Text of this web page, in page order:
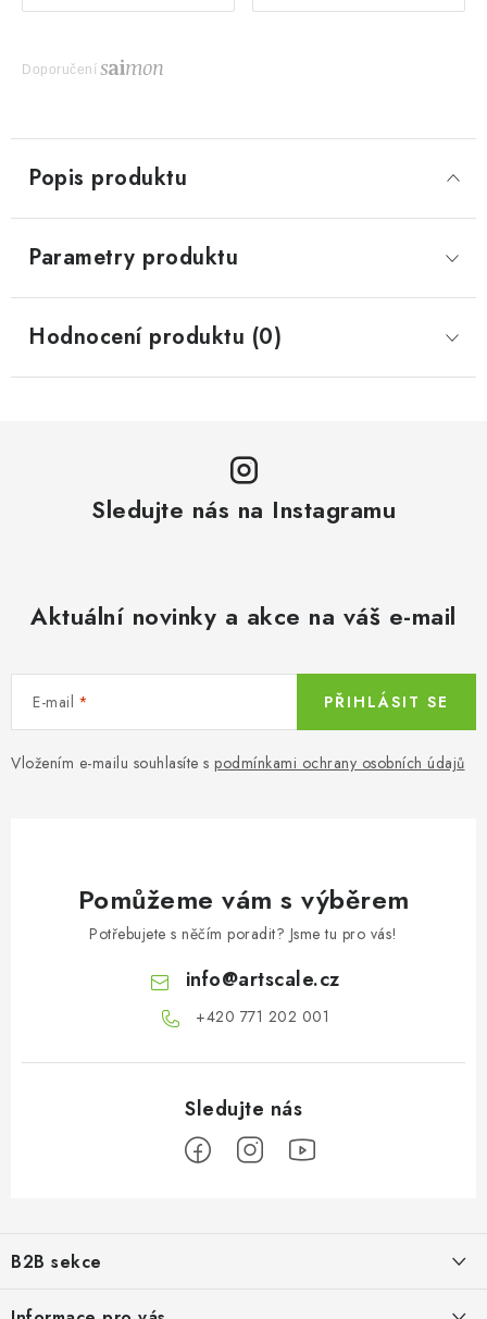
Doporučení
Popis produktu
Parametry produktu
Hodnocení produktu (0)
Sledujte nás na Instagramu
Aktuální novinky a akce na váš e-mail
E-mail
Vložením e-mailu souhlasíte s podmínkami ochrany osobních údajů
PŘIHLÁSIT SE
Pomůžeme vám s výběrem
Potřebujete s něčím poradit? Jsme tu pro vás!
info@artscale.cz
+420 771 202 001​
p
a
B2B sekce